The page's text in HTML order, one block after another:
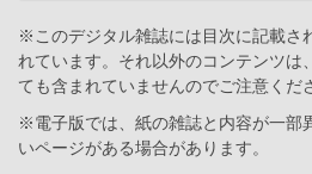
※このデジタル雑誌には目次に記載さ
れています。それ以外のコンテンツは
ても含まれていませんのでご注意くだ
※電子版では、紙の雑誌と内容が一部
いページがある場合があります。